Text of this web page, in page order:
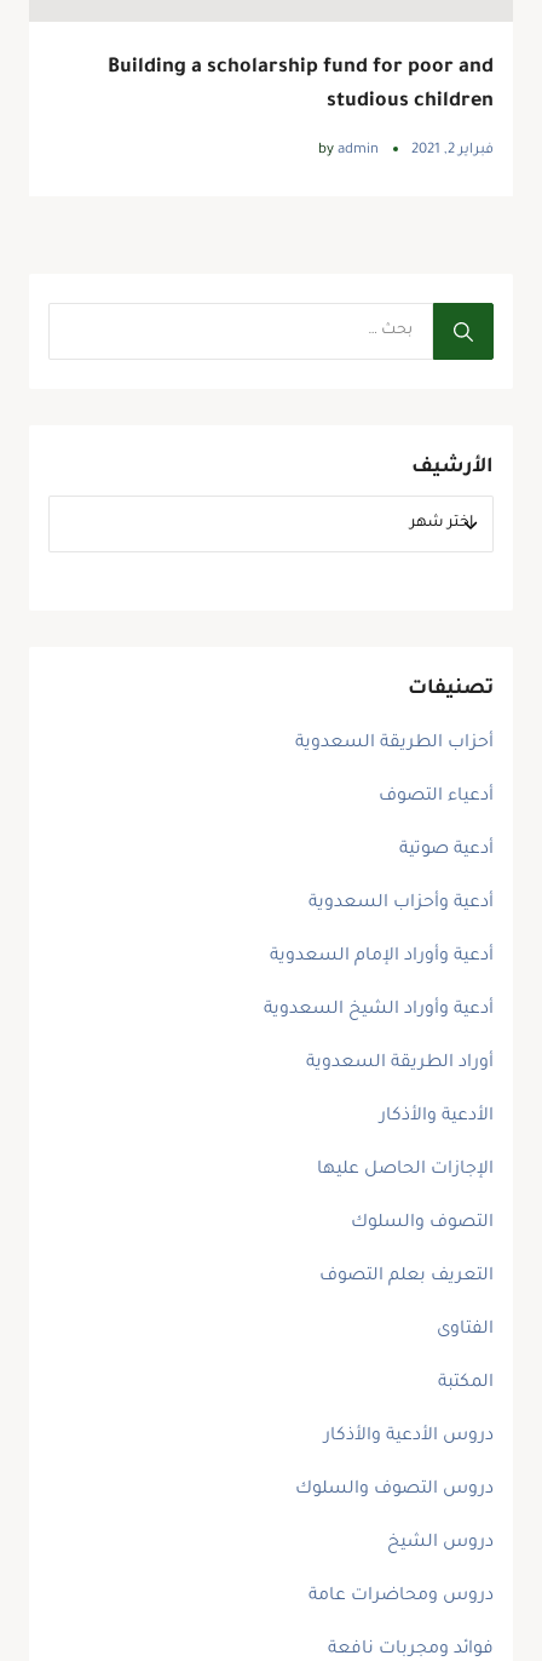
Building a scholarship fund for poor and
studious children
فبراير 2, 2021 by admin
الأرشيف
تصنيفات
أحزاب الطريقة السعدوية
أدعياء التصوف
أدعية صوتية
أدعية وأحزاب السعدوية
أدعية وأوراد الإمام السعدوية
أدعية وأوراد الشيخ السعدوية
أوراد الطريقة السعدوية
الأدعية والأذكار
الإجازات الحاصل عليها
التصوف والسلوك
التعريف بعلم التصوف
الفتاوى
المكتبة
دروس الأدعية والأذكار
دروس التصوف والسلوك
دروس الشيخ
دروس ومحاضرات عامة
فوائد ومجربات نافعة